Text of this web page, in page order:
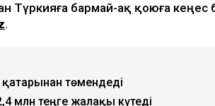
Түркияға бармай-ақ қоюға кеңес
.
төмендеді
млн теңге жалақы күтеді